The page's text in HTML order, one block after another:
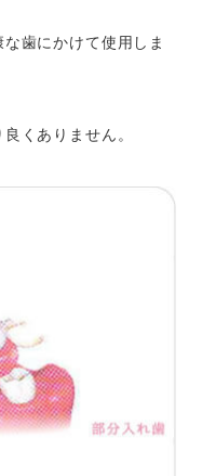
歯にかけて使用しま
くありません。